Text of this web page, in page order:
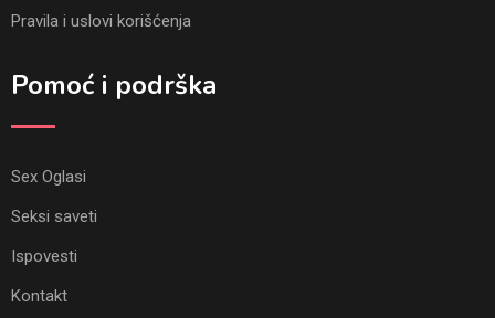
Pravila i uslovi korišćenja
Pomoć i podrška
Sex Oglasi
Seksi saveti
Ispovesti
Kontakt